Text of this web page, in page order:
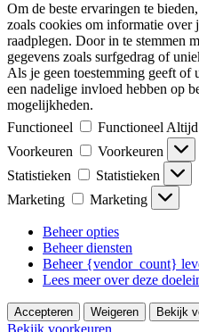
Om de beste ervaringen te
zoals cookies om informatie over
raadplegen. Door in te stemmen
gegevens zoals surfgedrag of
Als je geen toestemming geeft
een nadelige invloed hebben op
mogelijkheden.
Functioneel
FunctioneelAltijd
Voorkeuren
Voorkeuren
Statistieken
Statistieken
Marketing
Marketing
Beheer opties
Beheer diensten
Beheer {vendor_count}
Lees meer over deze
Accepteren Weigeren Bekijk